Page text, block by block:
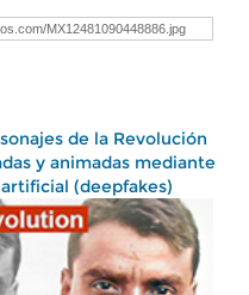
de la Revolución
y animadas mediante
(deepfakes)